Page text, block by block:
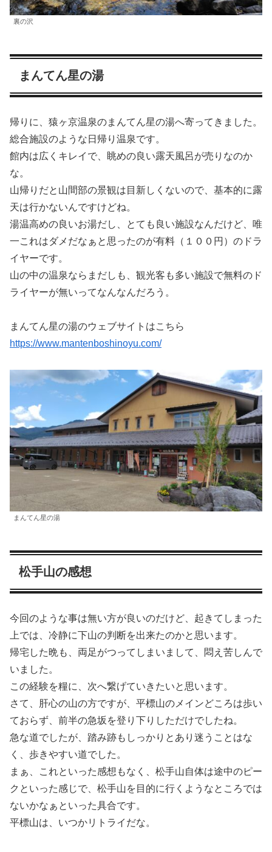
裏の沢
まんてん星の湯
帰りに、猿ヶ京温泉のまんてん星の湯へ寄ってきました。
総合施設のような日帰り温泉です。
館内は広くキレイで、眺めの良い露天風呂が売りなのか
な。
山帰りだと山間部の景観は目新しくないので、基本的に露
天は行かないんですけどね。
湯温高めの良いお湯だし、とても良い施設なんだけど、唯
一これはダメだなぁと思ったのが有料（１００円）のドラ
イヤーです。
山の中の温泉ならまだしも、観光客も多い施設で無料のド
ライヤーが無いってなんなんだろう。
まんてん星の湯のウェブサイトはこちら
https://www.mantenboshinoyu.com/
まんてん星の湯
松手山の感想
今回のような事は無い方が良いのだけど、起きてしまった
上では、冷静に下山の判断を出来たのかと思います。
帰宅した晩も、両足がつってしまいまして、悶え苦しんで
いました。
この経験を糧に、次へ繋げていきたいと思います。
さて、肝心の山の方ですが、平標山のメインどころは歩い
ておらず、前半の急坂を登り下りしただけでしたね。
急な道でしたが、踏み跡もしっかりとあり迷うことはな
く、歩きやすい道でした。
まぁ、これといった感想もなく、松手山自体は途中のピー
クといった感じで、松手山を目的に行くようなところでは
ないかなぁといった具合です。
平標山は、いつかリトライだな。